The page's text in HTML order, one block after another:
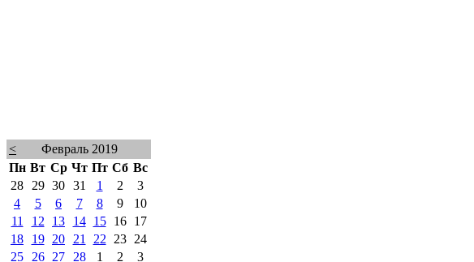
<
Февраль 2019
Пн Вт Ср Чт Пт Сб Вс
28
29 30 31 1 2
3
4
5 6 7 8 9
10
11
12 13 14 15 16
17
18
19 20 21 22 23
24
25
26 27 28 1 2
3